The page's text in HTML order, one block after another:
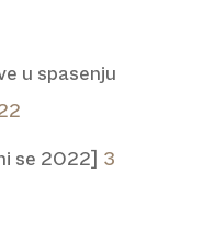
u spasenju
se 2022]
3